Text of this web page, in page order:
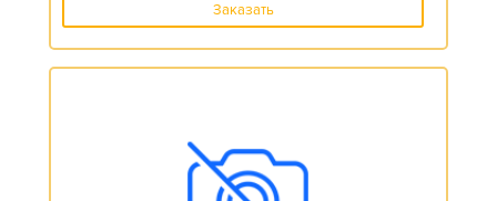
Заказать